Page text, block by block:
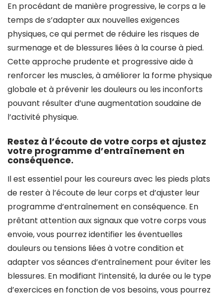
En procédant de manière progressive, le corps a le
temps de s’adapter aux nouvelles exigences
physiques, ce qui permet de réduire les risques de
surmenage et de blessures liées à la course à pied.
Cette approche prudente et progressive aide à
renforcer les muscles, à améliorer la forme physique
globale et à prévenir les douleurs ou les inconforts
pouvant résulter d’une augmentation soudaine de
l’activité physique.
Restez à l’écoute de votre corps et ajustez
votre programme d’entraînement en
conséquence.
Il est essentiel pour les coureurs avec les pieds plats
de rester à l’écoute de leur corps et d’ajuster leur
programme d’entraînement en conséquence. En
prêtant attention aux signaux que votre corps vous
envoie, vous pourrez identifier les éventuelles
douleurs ou tensions liées à votre condition et
adapter vos séances d’entraînement pour éviter les
blessures. En modifiant l’intensité, la durée ou le type
d’exercices en fonction de vos besoins, vous pourrez